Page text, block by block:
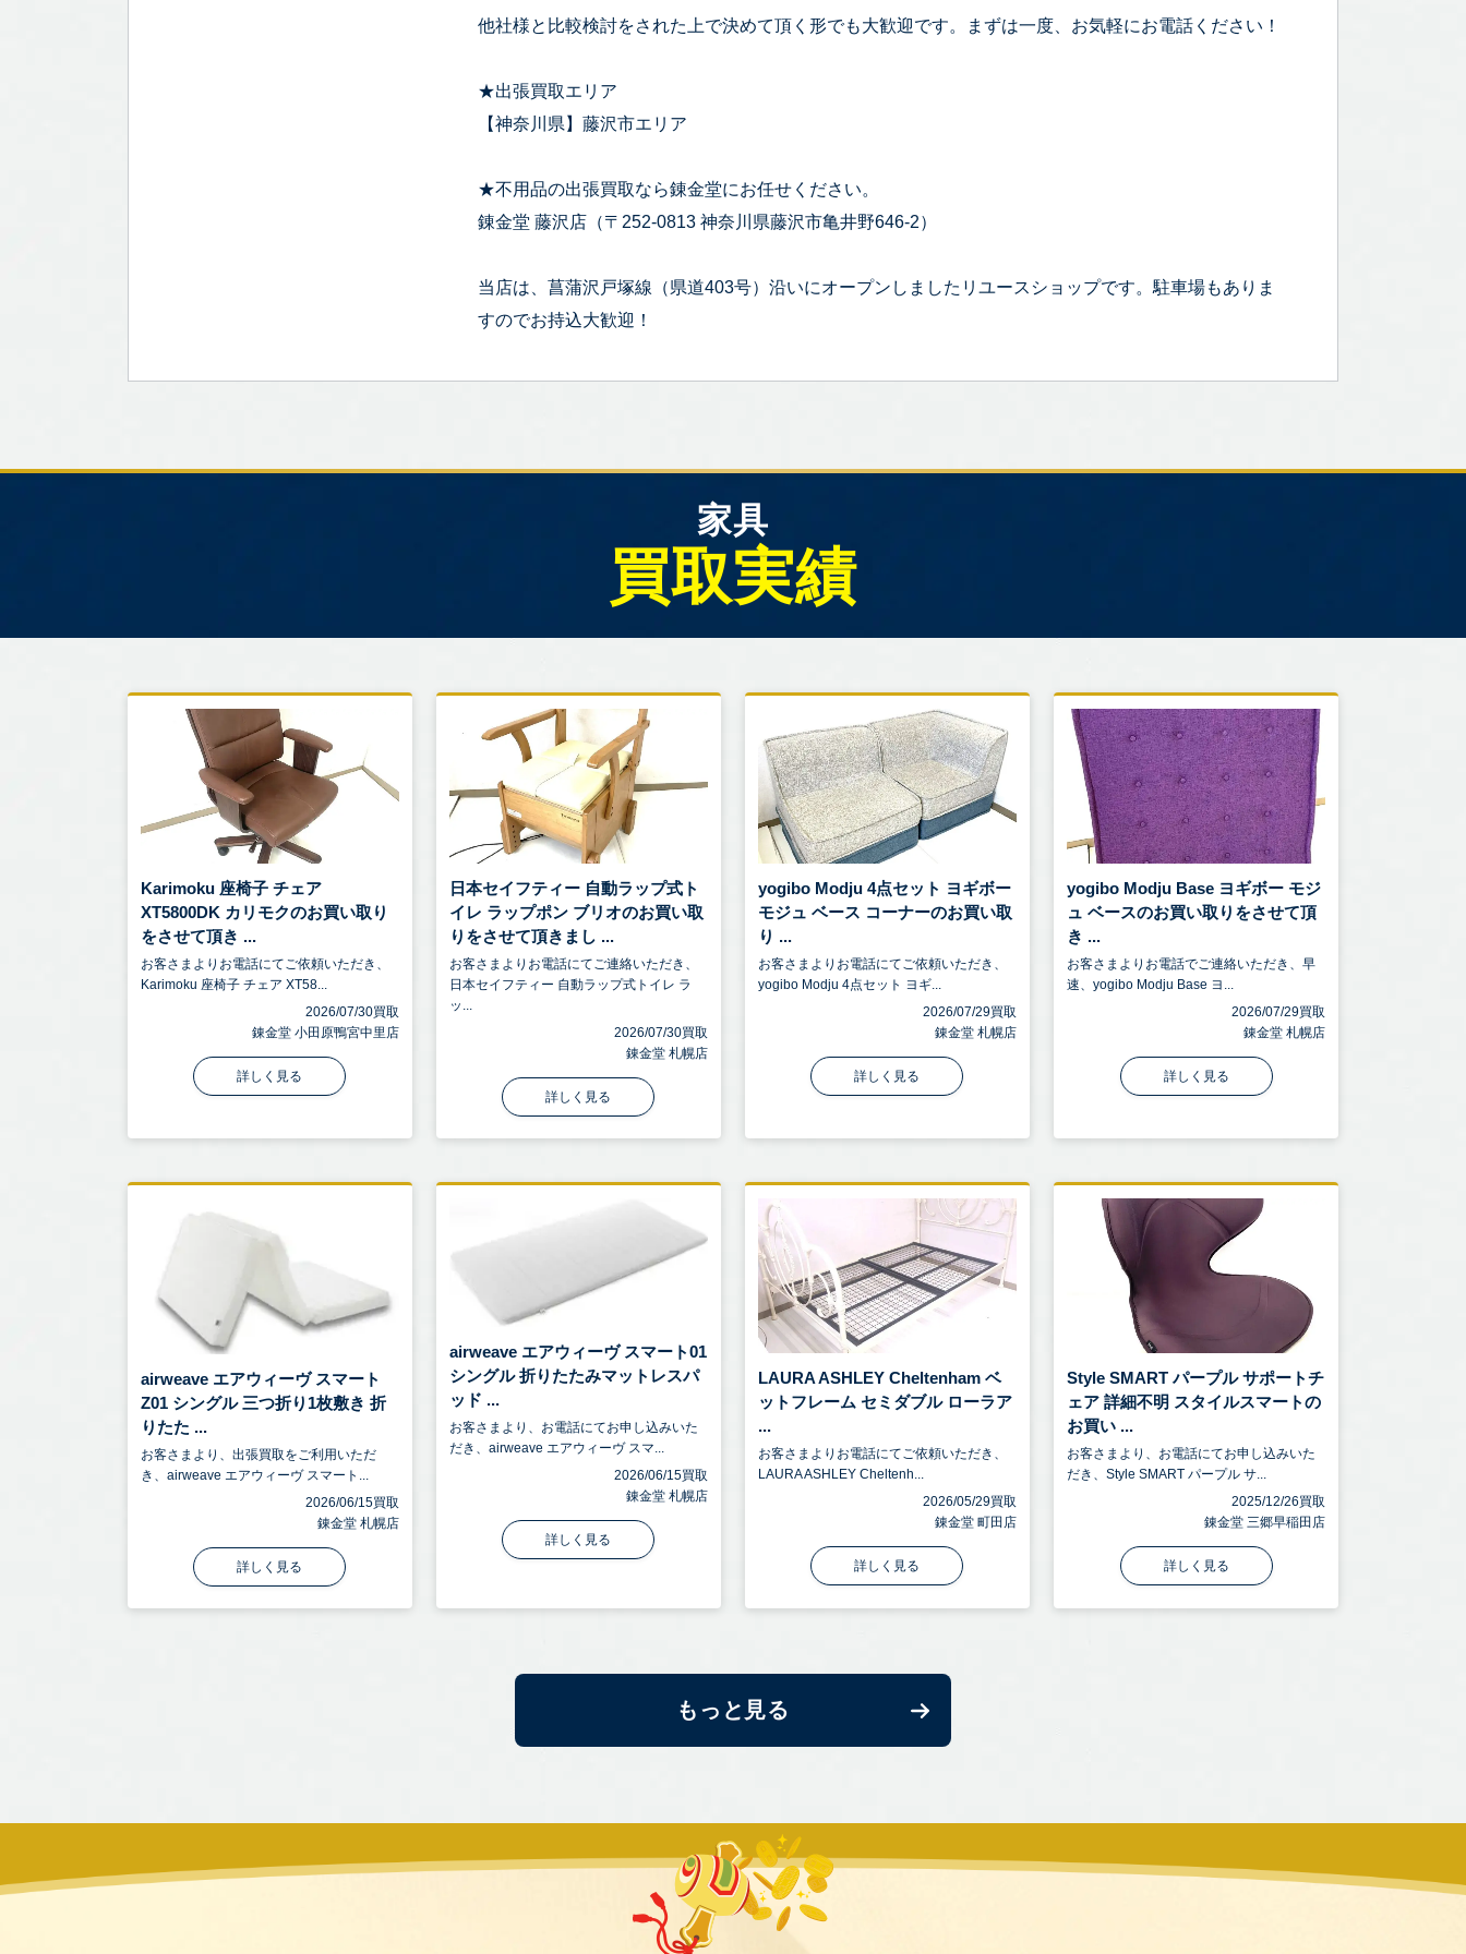
他社様と比較検討をされた上で決めて頂く形でも大歓迎です。まずは一度、お気軽にお電話ください！
★出張買取エリア
【神奈川県】藤沢市エリア
★不用品の出張買取なら錬金堂にお任せください。
錬金堂 藤沢店（〒252-0813 神奈川県藤沢市亀井野646-2）
当店は、菖蒲沢戸塚線（県道403号）沿いにオープンしましたリユースショップです。駐車場もありま
すのでお持込大歓迎！
家具
買取実績
Karimoku 座椅子 チェア
XT5800DK カリモクのお買い取り
をさせて頂き ...
お客さまよりお電話にてご依頼いただき、
Karimoku 座椅子 チェア XT58...
2026/07/30買取
錬金堂 小田原鴨宮中里店
詳しく見る
日本セイフティー 自動ラップ式ト
イレ ラップポン ブリオのお買い取
りをさせて頂きまし ...
お客さまよりお電話にてご連絡いただき、
日本セイフティー 自動ラップ式トイレ ラ
ッ...
2026/07/30買取
錬金堂 札幌店
詳しく見る
yogibo Modju 4点セット ヨギボー
モジュ ベース コーナーのお買い取
り ...
お客さまよりお電話にてご依頼いただき、
yogibo Modju 4点セット ヨギ...
2026/07/29買取
錬金堂 札幌店
詳しく見る
yogibo Modju Base ヨギボー モジ
ュ ベースのお買い取りをさせて頂
き ...
お客さまよりお電話でご連絡いただき、早
速、yogibo Modju Base ヨ...
2026/07/29買取
錬金堂 札幌店
詳しく見る
airweave エアウィーヴ スマート
Z01 シングル 三つ折り1枚敷き 折
りたた ...
お客さまより、出張買取をご利用いただ
き、airweave エアウィーヴ スマート...
2026/06/15買取
錬金堂 札幌店
詳しく見る
airweave エアウィーヴ スマート01
シングル 折りたたみマットレスパ
ッド ...
お客さまより、お電話にてお申し込みいた
だき、airweave エアウィーヴ スマ...
2026/06/15買取
錬金堂 札幌店
詳しく見る
LAURA ASHLEY Cheltenham ベ
ットフレーム セミダブル ローラア
...
お客さまよりお電話にてご依頼いただき、
LAURA ASHLEY Cheltenh...
2026/05/29買取
錬金堂 町田店
詳しく見る
Style SMART パープル サポートチ
ェア 詳細不明 スタイルスマートの
お買い ...
お客さまより、お電話にてお申し込みいた
だき、Style SMART パープル サ...
2025/12/26買取
錬金堂 三郷早稲田店
詳しく見る
もっと見る